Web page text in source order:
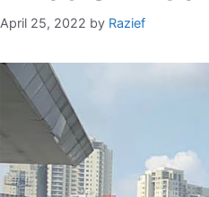
April 25, 2022 by Razief